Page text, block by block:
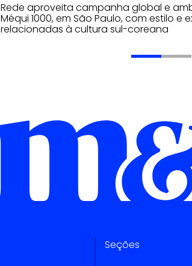
Rede aproveita campanha global e
Méqui 1000, em São Paulo, com estilo e
relacionadas à cultura sul-coreana
Seções